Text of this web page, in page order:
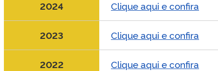
2024 Clique aqui e confira
2023 Clique aqui e confira
2022 Clique aqui e confira